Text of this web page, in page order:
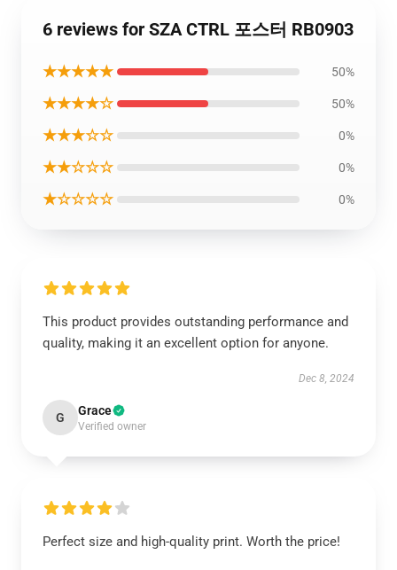
6 reviews for SZA CTRL 포스터 RB0903
★★★★★ 50%
★★★★☆ 50%
★★★☆☆ 0%
★★☆☆☆ 0%
★☆☆☆☆ 0%
This product provides outstanding performance and
quality, making it an excellent option for anyone.
Dec 8, 2024
G Grace
Verified owner
Perfect size and high-quality print. Worth the price!